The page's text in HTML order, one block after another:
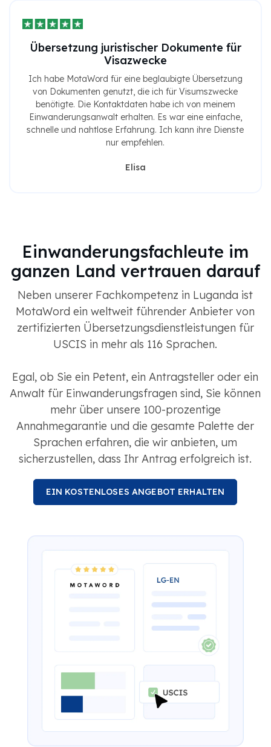
Übersetzung juristischer Dokumente für
Visazwecke
Ich habe MotaWord für eine beglaubigte Übersetzung
von Dokumenten genutzt, die ich für Visumszwecke
benötigte. Die Kontaktdaten habe ich von meinem
Einwanderungsanwalt erhalten. Es war eine einfache,
schnelle und nahtlose Erfahrung. Ich kann ihre Dienste
nur empfehlen.
Elisa
Einwanderungsfachleute im
ganzen Land vertrauen darauf
Neben unserer Fachkompetenz in Luganda ist
MotaWord ein weltweit führender Anbieter von
zertifizierten Übersetzungsdienstleistungen für
USCIS in mehr als 116 Sprachen.
Egal, ob Sie ein Petent, ein Antragsteller oder ein
Anwalt für Einwanderungsfragen sind, Sie können
mehr über unsere 100-prozentige
Annahmegarantie und die gesamte Palette der
Sprachen erfahren, die wir anbieten, um
sicherzustellen, dass Ihr Antrag erfolgreich ist.
EIN KOSTENLOSES ANGEBOT ERHALTEN